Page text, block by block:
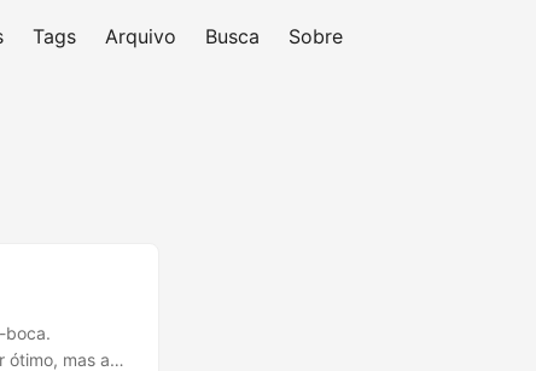
Tags Arquivo Busca Sobre
boca.
ótimo, mas a